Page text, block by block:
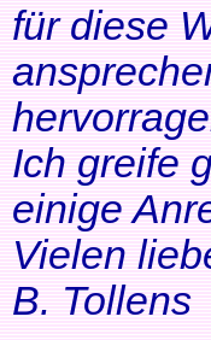
für diese
Ich greife
einige
Vielen
B. Tollens